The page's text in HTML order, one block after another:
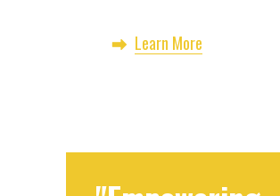
Learn More